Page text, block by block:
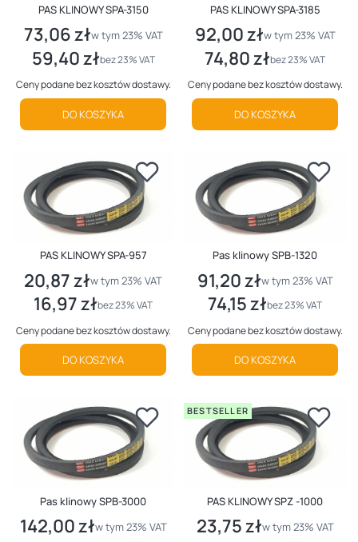
PAS KLINOWY SPA-3150
Cena brutto
73,06 złw tym %s VAT
w tym23% VAT
Cena netto
59,40 złbez 23% VAT
Ceny podane bez kosztów dostawy.
DO KOSZYKA
PAS KLINOWY SPA-3185
Cena brutto
92,00 złw tym %s VAT
w tym23% VAT
Cena netto
74,80 złbez 23% VAT
Ceny podane bez kosztów dostawy.
DO KOSZYKA
PAS KLINOWY SPA-957
Cena brutto
20,87 złw tym %s VAT
w tym23% VAT
Cena netto
16,97 złbez 23% VAT
Ceny podane bez kosztów dostawy.
DO KOSZYKA
Pas klinowy SPB-1320
Cena brutto
91,20 złw tym %s VAT
w tym23% VAT
Cena netto
74,15 złbez 23% VAT
Ceny podane bez kosztów dostawy.
DO KOSZYKA
Pas klinowy SPB-3000
Cena brutto
142,00 złw tym %s VAT
w tym23% VAT
BESTSELLER
PAS KLINOWY SPZ -1000
Cena brutto
23,75 złw tym %s VAT
w tym23% VAT